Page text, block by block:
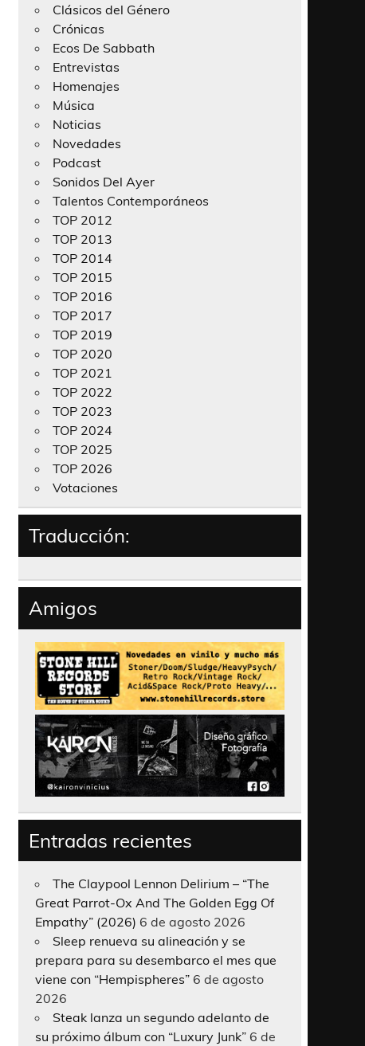
Clásicos del Género
Crónicas
Ecos De Sabbath
Entrevistas
Homenajes
Música
Noticias
Novedades
Podcast
Sonidos Del Ayer
Talentos Contemporáneos
TOP 2012
TOP 2013
TOP 2014
TOP 2015
TOP 2016
TOP 2017
TOP 2019
TOP 2020
TOP 2021
TOP 2022
TOP 2023
TOP 2024
TOP 2025
TOP 2026
Votaciones
Traducción:
Amigos
Entradas recientes
The Claypool Lennon Delirium – “The
Great Parrot-Ox And The Golden Egg Of
Empathy” (2026) 6 de agosto 2026
Sleep renueva su alineación y se
prepara para su desembarco el mes que
viene con “Hempispheres” 6 de agosto
2026
Steak lanza un segundo adelanto de
su próximo álbum con “Luxury Junk” 6 de